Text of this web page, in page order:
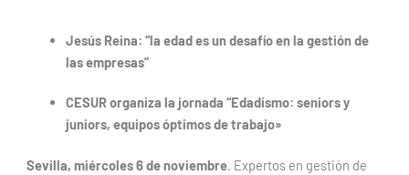
Jesús Reina: “la edad es un desafío en la gestión de
las empresas”
CESUR organiza la jornada “Edadismo: seniors y
juniors, equipos óptimos de trabajo»
Sevilla, miércoles 6 de noviembre. Expertos en gestión de